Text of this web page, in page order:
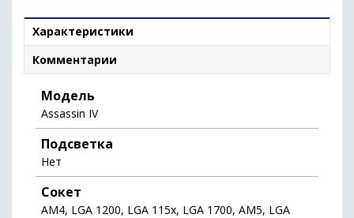
Характеристики
Комментарии
Модель
Assassin IV
Подсветка
Нет
Сокет
AM4, LGA 1200, LGA 115x, LGA 1700, AM5, LGA